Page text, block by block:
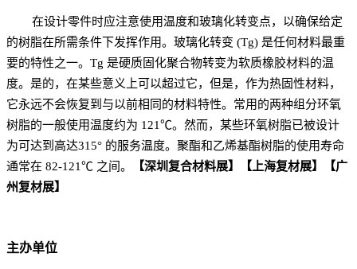
在设计零件时应注意使用温度和玻璃化转变点，以确保给定
的树脂在所需条件下发挥作用。玻璃化转变 (Tg) 是任何材料最重
要的特性之一。Tg 是硬质固化聚合物转变为软质橡胶材料的温
度。是的，在某些意义上可以超过它，但是，作为热固性材料，
它永远不会恢复到与以前相同的材料特性。常用的两种组分环氧
树脂的一般使用温度约为 121℃。然而，某些环氧树脂已被设计
为可达到高达315° 的服务温度。聚酯和乙烯基酯树脂的使用寿命
通常在 82-121℃ 之间。
【深圳复合材料展】【上海复材展】【广
州复材展】
主办单位